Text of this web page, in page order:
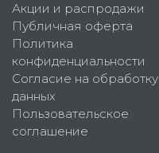
Акции и распродажи
Публичная оферта
Политика
конфиденциальности
Согласие на обработку
данных
Пользовательское
соглашение